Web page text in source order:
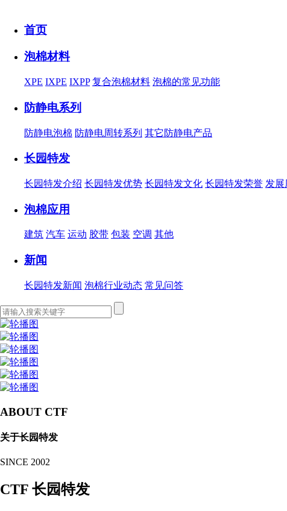
首页
泡棉材料
XPE IXPE IXPP 复合泡棉材料 泡棉的常见功能
防静电系列
防静电泡棉 防静电周转系列 其它防静电产品
长园特发
长园特发介绍 长园特发优势 长园特发文化 长园特发荣誉 发展
泡棉应用
建筑 汽车 运动 胶带 包装 空调 其他
新闻
长园特发新闻 泡棉行业动态 常见问答
ABOUT CTF
关于长园特发
SINCE 2002
CTF 长园特发